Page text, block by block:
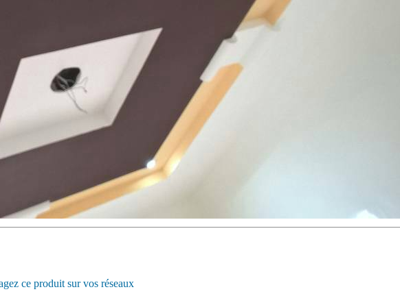
ce produit sur vos réseaux